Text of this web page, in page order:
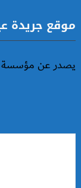
موقع جريدة
يصدر عن مؤسسة